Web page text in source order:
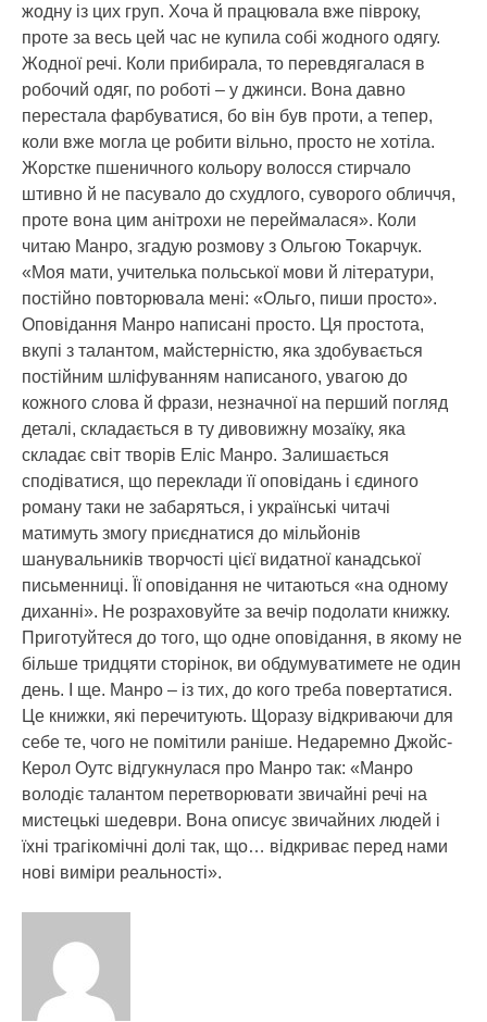
жодну із цих груп. Хоча й працювала вже півроку,
проте за весь цей час не купила собі жодного одягу.
Жодної речі. Коли прибирала, то перевдягалася в
робочий одяг, по роботі – у джинси. Вона давно
перестала фарбуватися, бо він був проти, а тепер,
коли вже могла це робити вільно, просто не хотіла.
Жорстке пшеничного кольору волосся стирчало
штивно й не пасувало до схудлого, суворого обличчя,
проте вона цим анітрохи не переймалася». Коли
читаю Манро, згадую розмову з Ольгою Токарчук.
«Моя мати, учителька польської мови й літератури,
постійно повторювала мені: «Ольго, пиши просто».
Оповідання Манро написані просто. Ця простота,
вкупі з талантом, майстерністю, яка здобувається
постійним шліфуванням написаного, увагою до
кожного слова й фрази, незначної на перший погляд
деталі, складається в ту дивовижну мозаїку, яка
складає світ творів Еліс Манро. Залишається
сподіватися, що переклади її оповідань і єдиного
роману таки не забаряться, і українські читачі
матимуть змогу приєднатися до мільйонів
шанувальників творчості цієї видатної канадської
письменниці. Її оповідання не читаються «на одному
диханні». Не розраховуйте за вечір подолати книжку.
Приготуйтеся до того, що одне оповідання, в якому не
більше тридцяти сторінок, ви обдумуватимете не один
день. І ще. Манро – із тих, до кого треба повертатися.
Це книжки, які перечитують. Щоразу відкриваючи для
себе те, чого не помітили раніше. Недаремно Джойс-
Керол Оутс відгукнулася про Манро так: «Манро
володіє талантом перетворювати звичайні речі на
мистецькі шедеври. Вона описує звичайних людей і
їхні трагікомічні долі так, що… відкриває перед нами
нові виміри реальності».